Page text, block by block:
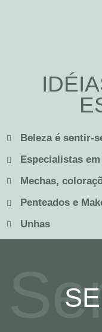
Beleza é sentir-
Especialistas
Mechas,
Penteados e
Unhas